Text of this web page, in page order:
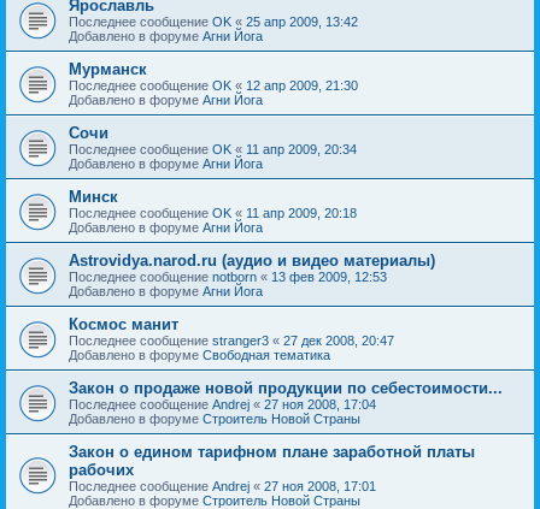
Ярославль
Последнее сообщение OK « 25 апр 2009, 13:42
Добавлено в форуме Агни Йога
Мурманск
Последнее сообщение OK « 12 апр 2009, 21:30
Добавлено в форуме Агни Йога
Сочи
Последнее сообщение OK « 11 апр 2009, 20:34
Добавлено в форуме Агни Йога
Минск
Последнее сообщение OK « 11 апр 2009, 20:18
Добавлено в форуме Агни Йога
Astrovidya.narod.ru (аудио и видео материалы)
Последнее сообщение notborn « 13 фев 2009, 12:53
Добавлено в форуме Агни Йога
Космос манит
Последнее сообщение stranger3 « 27 дек 2008, 20:47
Добавлено в форуме Свободная тематика
Закон о продаже новой продукции по себестоимости...
Последнее сообщение Andrej « 27 ноя 2008, 17:04
Добавлено в форуме Строитель Новой Страны
Закон о едином тарифном плане заработной платы
рабочих
Последнее сообщение Andrej « 27 ноя 2008, 17:01
Добавлено в форуме Строитель Новой Страны